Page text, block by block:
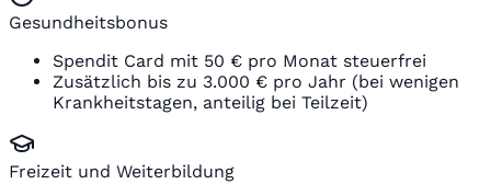
Gesundheitsbonus
Spendit Card mit 50 € pro Monat steuerfrei
Zusätzlich bis zu 3.000 € pro Jahr (bei wenigen
Krankheitstagen, anteilig bei Teilzeit)
Freizeit und Weiterbildung